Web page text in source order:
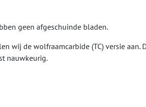
geen afgeschuinde bladen.
wij de wolfraamcarbide (TC) versie
nauwkeurig.